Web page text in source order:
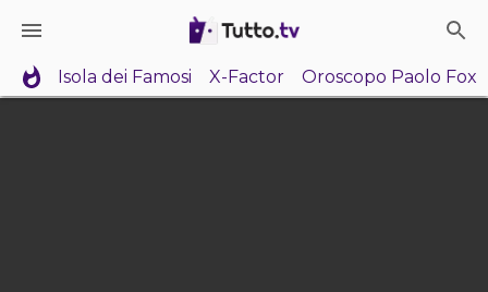
Isola dei Famosi X-Factor Oroscopo Paolo Fox